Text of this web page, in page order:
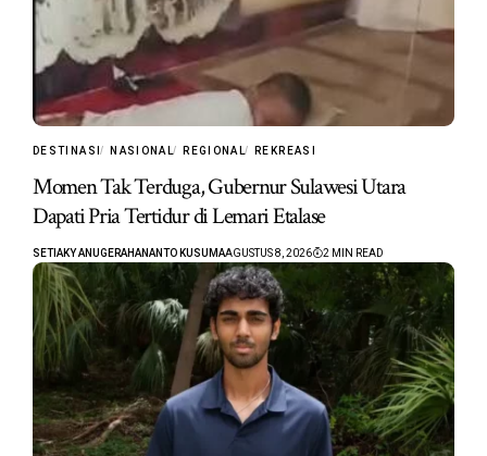
DESTINASI NASIONAL REGIONAL REKREASI
Momen Tak Terduga, Gubernur Sulawesi Utara
Dapati Pria Tertidur di Lemari Etalase
SETIAKY ANUGERAHANANTO KUSUMAAGUSTUS 8, 2026 2 MIN READ